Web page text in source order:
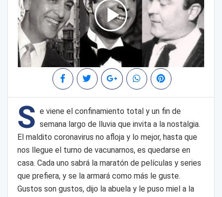
S e viene el confinamiento total y un fin de
semana largo de lluvia que invita a la nostalgia.
El maldito coronavirus no afloja y lo mejor, hasta que
nos llegue el turno de vacunarnos, es quedarse en
casa. Cada uno sabrá la maratón de películas y series
que prefiera, y se la armará como más le guste.
Gustos son gustos, dijo la abuela y le puso miel a la